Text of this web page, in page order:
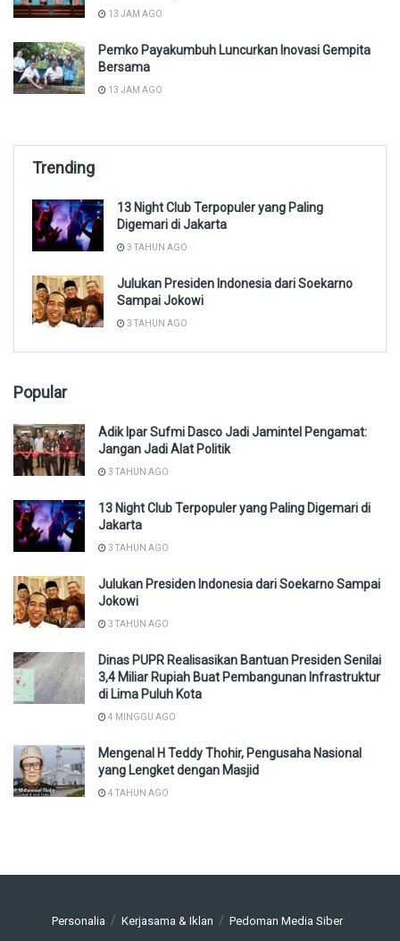
13 JAM AGO
Pemko Payakumbuh Luncurkan Inovasi Gempita
Bersama
13 JAM AGO
Trending
13 Night Club Terpopuler yang Paling
Digemari di Jakarta
3 TAHUN AGO
Julukan Presiden Indonesia dari Soekarno
Sampai Jokowi
3 TAHUN AGO
Popular
Adik Ipar Sufmi Dasco Jadi Jamintel Pengamat:
Jangan Jadi Alat Politik
3 TAHUN AGO
13 Night Club Terpopuler yang Paling Digemari di
Jakarta
3 TAHUN AGO
Julukan Presiden Indonesia dari Soekarno Sampai
Jokowi
3 TAHUN AGO
Dinas PUPR Realisasikan Bantuan Presiden Senilai
3,4 Miliar Rupiah Buat Pembangunan Infrastruktur
di Lima Puluh Kota
4 MINGGU AGO
Mengenal H Teddy Thohir, Pengusaha Nasional
yang Lengket dengan Masjid
4 TAHUN AGO
Personalia Kerjasama & Iklan Pedoman Media Siber